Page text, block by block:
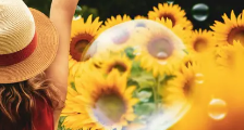
Kandydat
Student
Biznes